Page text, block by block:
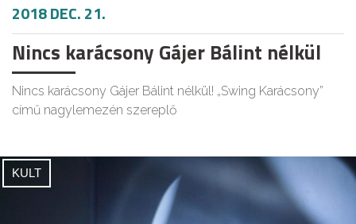
2018 DEC. 21.
Nincs karácsony Gájer Bálint nélkül
Nincs karácsony Gájer Bálint nélkül! „Swing Karácsony”
című nagylemezén szereplő
KULT